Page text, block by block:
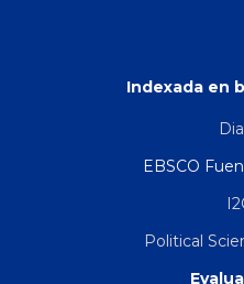
Indexada en
EBSCO
Political